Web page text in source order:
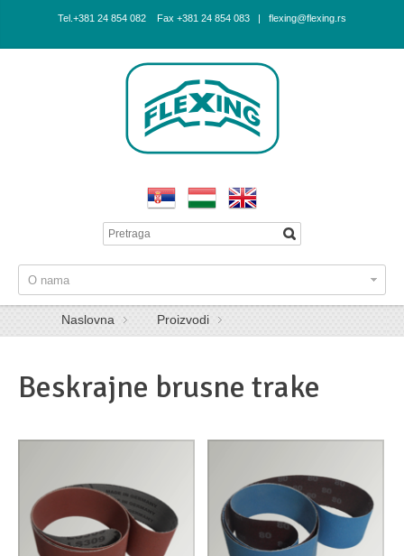
Tel.+381 24 854 082 Fax +381 24 854 083 | flexing@flexing.rs
O nama
Naslovna Proizvodi
Beskrajne brusne trake